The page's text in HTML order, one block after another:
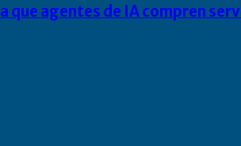
agentes de IA compren